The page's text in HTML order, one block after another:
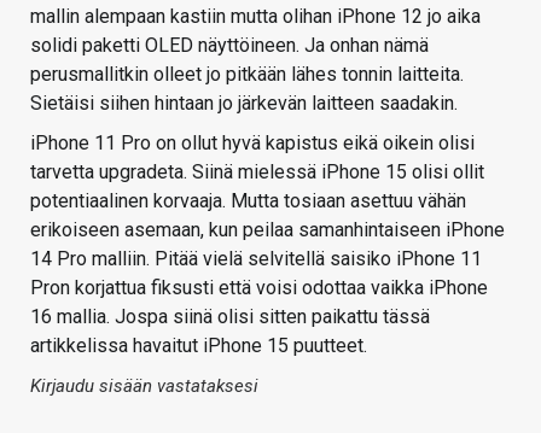
mallin alempaan kastiin mutta olihan iPhone 12 jo aika
solidi paketti OLED näyttöineen. Ja onhan nämä
perusmallitkin olleet jo pitkään lähes tonnin laitteita.
Sietäisi siihen hintaan jo järkevän laitteen saadakin.
iPhone 11 Pro on ollut hyvä kapistus eikä oikein olisi
tarvetta upgradeta. Siinä mielessä iPhone 15 olisi ollit
potentiaalinen korvaaja. Mutta tosiaan asettuu vähän
erikoiseen asemaan, kun peilaa samanhintaiseen iPhone
14 Pro malliin. Pitää vielä selvitellä saisiko iPhone 11
Pron korjattua fiksusti että voisi odottaa vaikka iPhone
16 mallia. Jospa siinä olisi sitten paikattu tässä
artikkelissa havaitut iPhone 15 puutteet.
Kirjaudu sisään vastataksesi